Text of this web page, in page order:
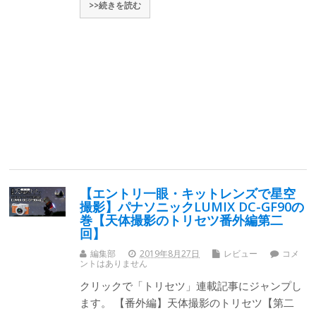
>>続きを読む
【エントリ一眼・キットレンズで星空
撮影】パナソニックLUMIX DC-GF90の
巻【天体撮影のトリセツ番外編第二
回】
編集部 2019年8月27日 レビュー
コメ
ントはありません
クリックで「トリセツ」連載記事にジャンプし
ます。 【番外編】天体撮影のトリセツ【第二